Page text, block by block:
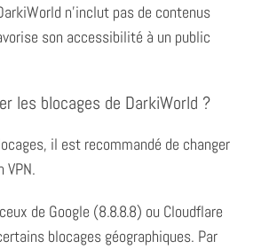
n’inclut pas de contenus
son accessibilité à un public
les blocages de DarkiWorld ?
il est recommandé de changer
VPN.
de Google (8.8.8.8) ou Cloudflare
blocages géographiques. Par